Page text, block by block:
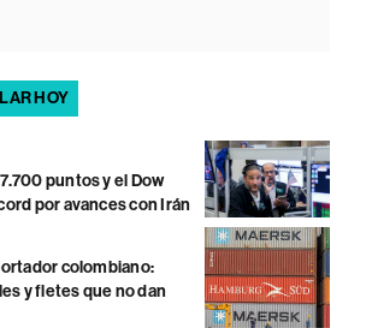
HOY
puntos y el Dow
por avances con Irán
colombiano:
y fletes que no dan